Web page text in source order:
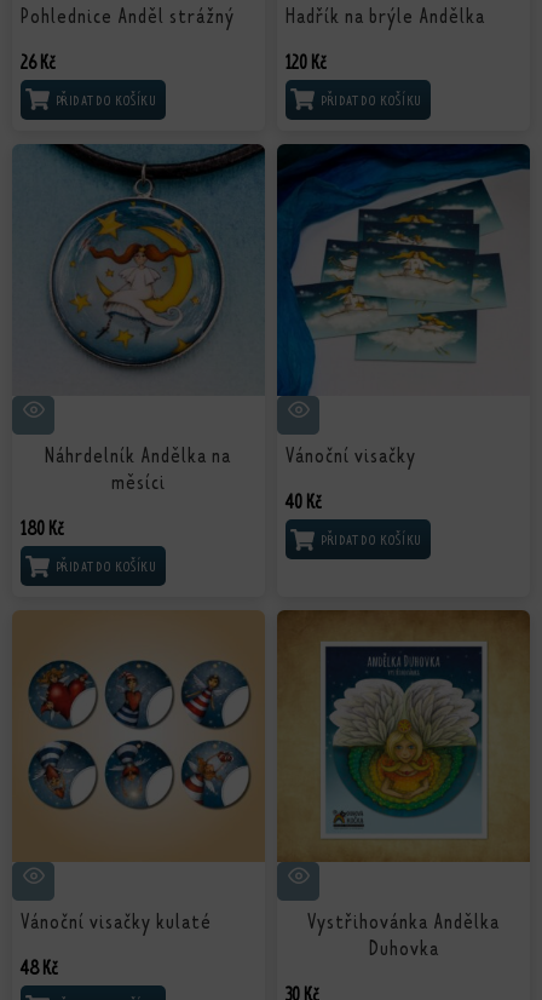
Pohlednice Anděl strážný
26Kč
PŘIDAT DO KOŠÍKU
Hadřík na brýle Andělka
120 Kč
PŘIDAT DO KOŠÍKU
Náhrdelník Andělka na
měsíci
180 Kč
PŘIDAT DO KOŠÍKU
Vánoční visačky
40 Kč
PŘIDAT DO KOŠÍKU
Vánoční visačky kulaté
48Kč
Vystřihovánka Andělka
Duhovka